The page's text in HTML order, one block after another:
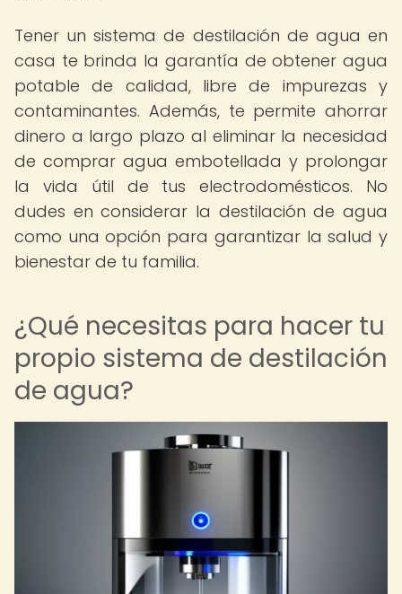
Tener un sistema de destilación de agua en
casa te brinda la garantía de obtener agua
potable de calidad, libre de impurezas y
contaminantes. Además, te permite ahorrar
dinero a largo plazo al eliminar la necesidad
de comprar agua embotellada y prolongar
la vida útil de tus electrodomésticos. No
dudes en considerar la destilación de agua
como una opción para garantizar la salud y
bienestar de tu familia.
¿Qué necesitas para hacer tu
propio sistema de destilación
de agua?